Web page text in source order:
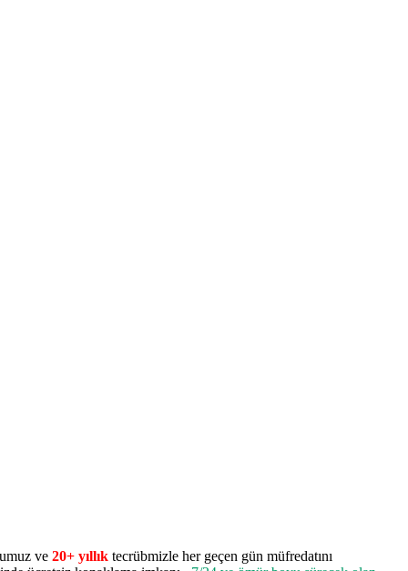
ve 20+ yıllık tecrübmizle her geçen gün müfredatını